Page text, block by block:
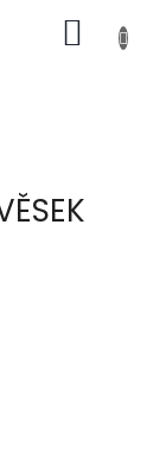
KOŠÍK